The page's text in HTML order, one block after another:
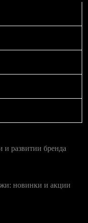
развитии бренда
новинки и акции